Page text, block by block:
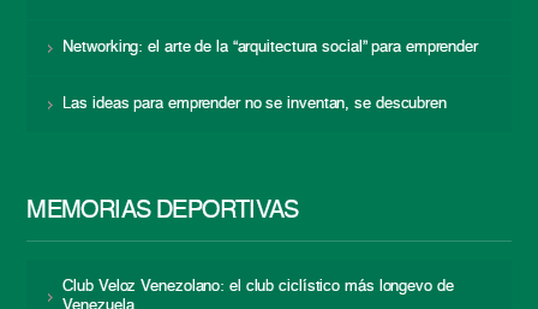
Networking: el arte de la “arquitectura social” para emprender
Las ideas para emprender no se inventan, se descubren
MEMORIAS DEPORTIVAS
Club Veloz Venezolano: el club ciclístico más longevo de